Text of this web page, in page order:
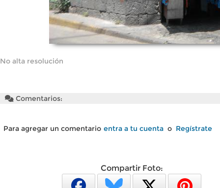
No alta resolución
Comentarios:
Para agregar un comentario entra a tu cuenta o Regístrate
Compartir Foto: